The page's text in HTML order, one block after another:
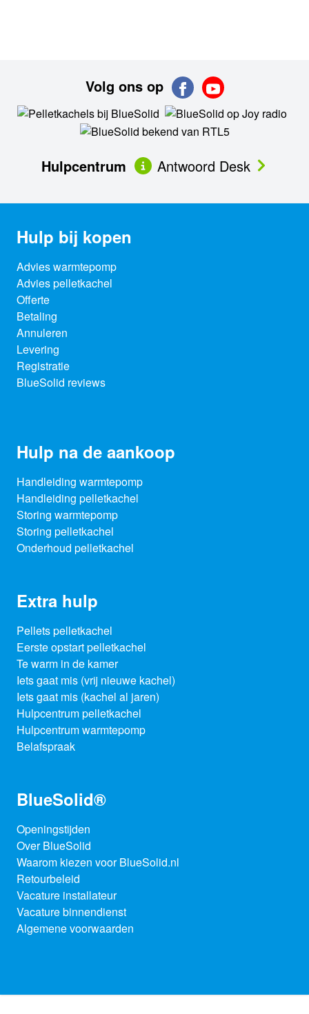
Volg ons op
Hulpcentrum Antwoord Desk
Hulp bij kopen
Advies warmtepomp
Advies pelletkachel
Offerte
Betaling
Annuleren
Levering
Registratie
BlueSolid reviews
Hulp na de aankoop
Handleiding warmtepomp
Handleiding pelletkachel
Storing warmtepomp
Storing pelletkachel
Onderhoud pelletkachel
Extra hulp
Pellets pelletkachel
Eerste opstart pelletkachel
Te warm in de kamer
Iets gaat mis (vrij nieuwe kachel)
Iets gaat mis (kachel al jaren)
Hulpcentrum pelletkachel
Hulpcentrum warmtepomp
Belafspraak
BlueSolid®
Openingstijden
Over BlueSolid
Waarom kiezen voor BlueSolid.nl
Retourbeleid
Vacature installateur
Vacature binnendienst
Algemene voorwaarden